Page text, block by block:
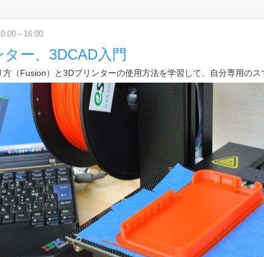
～16:00
ー、3DCAD入門
（Fusion）と3Dプリンターの使用方法を学習して、自分専用のス